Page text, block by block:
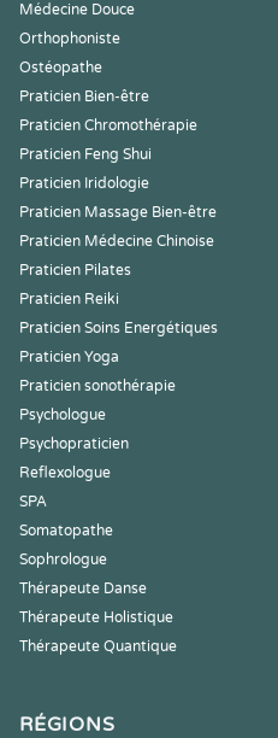
Médecine Douce
Orthophoniste
Ostéopathe
Praticien Bien-être
Praticien Chromothérapie
Praticien Feng Shui
Praticien Iridologie
Praticien Massage Bien-être
Praticien Médecine Chinoise
Praticien Pilates
Praticien Reiki
Praticien Soins Energétiques
Praticien Yoga
Praticien sonothérapie
Psychologue
Psychopraticien
Reflexologue
SPA
Somatopathe
Sophrologue
Thérapeute Danse
Thérapeute Holistique
Thérapeute Quantique
RÉGIONS